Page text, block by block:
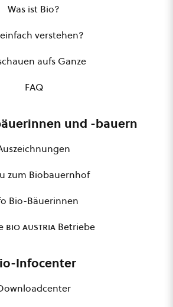
Was ist Bio?
verstehen?
aufs Ganze
FAQ
und -bauern
zum Biobauernhof
Bio-Bäuerinnen
bio austria Betriebe
Infocenter